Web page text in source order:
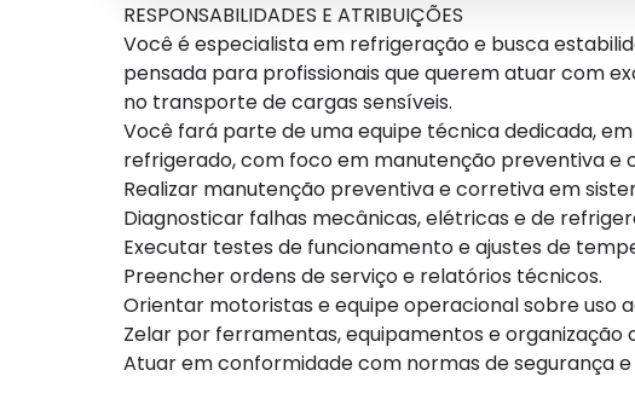
RESPONSABILIDADES E ATRIBUIÇÕES
Você é especialista em refrigeração e busca
pensada para profissionais que querem atuar com
no transporte de cargas sensíveis.
Você fará parte de uma equipe técnica dedicada,
refrigerado, com foco em manutenção preventiva e
Realizar manutenção preventiva e corretiva em
Diagnosticar falhas mecânicas, elétricas e de
Executar testes de funcionamento e ajustes de
Preencher ordens de serviço e relatórios técnicos.
Orientar motoristas e equipe operacional sobre uso
Zelar por ferramentas, equipamentos e organização
Atuar em conformidade com normas de segurança e